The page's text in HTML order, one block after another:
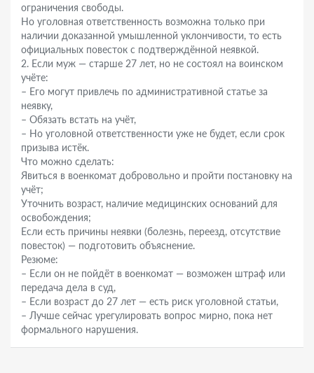
ограничения свободы.
Но уголовная ответственность возможна только при
наличии доказанной умышленной уклончивости, то есть
официальных повесток с подтверждённой неявкой.
2. Если муж — старше 27 лет, но не состоял на воинском
учёте:
– Его могут привлечь по административной статье за
неявку,
– Обязать встать на учёт,
– Но уголовной ответственности уже не будет, если срок
призыва истёк.
Что можно сделать:
Явиться в военкомат добровольно и пройти постановку на
учёт;
Уточнить возраст, наличие медицинских оснований для
освобождения;
Если есть причины неявки (болезнь, переезд, отсутствие
повесток) — подготовить объяснение.
Резюме:
– Если он не пойдёт в военкомат — возможен штраф или
передача дела в суд,
– Если возраст до 27 лет — есть риск уголовной статьи,
– Лучше сейчас урегулировать вопрос мирно, пока нет
формального нарушения.